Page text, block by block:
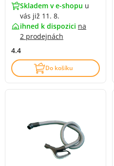
Skladem v e-shopu u
vás již 11. 8.
ihned k dispozici na
2 prodejnách
4.4
Do košíku